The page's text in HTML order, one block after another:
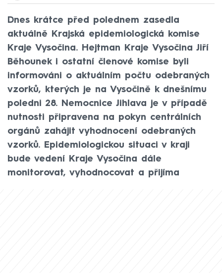
Dnes krátce před polednem zasedla
aktuálně Krajská epidemiologická komise
Kraje Vysočina. Hejtman Kraje Vysočina Jiří
Běhounek i ostatní členové komise byli
informováni o aktuálním počtu odebraných
vzorků, kterých je na Vysočině k dnešnímu
poledni 28. Nemocnice Jihlava je v případě
nutnosti připravena na pokyn centrálních
orgánů zahájit vyhodnocení odebraných
vzorků. Epidemiologickou situaci v kraji
bude vedení Kraje Vysočina dále
monitorovat, vyhodnocovat a přijíma